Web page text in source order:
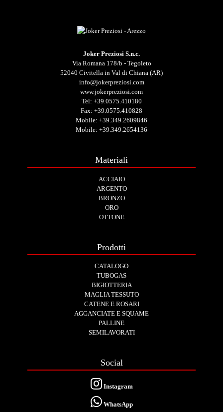
Joker Preziosi S.n.c.
Via Romana 178/b - Tegoleto
52040 Civitella in Val di Chiana (AR)
info@jokerpreziosi.com
www.jokerpreziosi.com
Tel: +39.0575.410180
Fax: +39.0575.410828
Mobile: +39.349.2609846
Mobile: +39.349.2654136
Materiali
ACCIAIO
ARGENTO
BRONZO
ORO
OTTONE
Prodotti
CATALOGO
TUBOGAS
BIGIOTTERIA
MAGLIA TESSUTO
CATENE E ROSARI
AGGANCIATE E SQUAME
PALLINE
SEMILAVORATI
Social
Instagram
WhatsApp